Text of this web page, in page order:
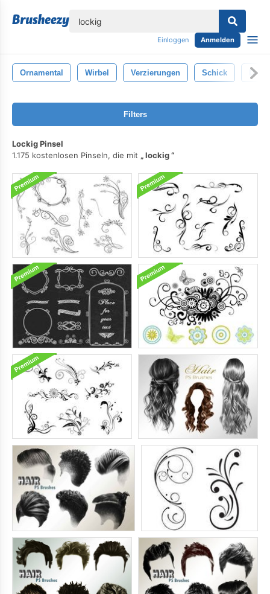
Einloggen Anmelden
Ornamental Wirbel Verzierungen Schick
Filters
Lockig Pinsel
1.175 kostenlosen Pinseln, die mit
lockig